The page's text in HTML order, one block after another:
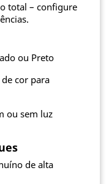
total – configure
ou Preto
cor para
ou sem luz
de alta